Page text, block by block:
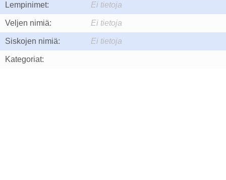
Lempinimet: Ei tietoja
Veljen nimiä: Ei tietoja
Siskojen nimiä: Ei tietoja
Kategoriat: